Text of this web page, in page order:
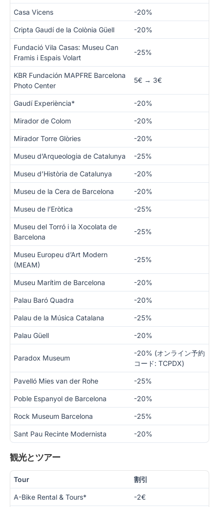
Casa Vicens -20%
Cripta Gaudí de la Colònia Güell -20%
Fundació Vila Casas: Museu Can
Framis i Espais Volart
-25%
KBR Fundación MAPFRE Barcelona
Photo Center
5€ → 3€
Gaudí Experiència* -20%
Mirador de Colom -20%
Mirador Torre Glòries -20%
Museu d’Arqueologia de Catalunya -25%
Museu d’Història de Catalunya -20%
Museu de la Cera de Barcelona -20%
Museu de l’Eròtica -25%
Museu del Torró i la Xocolata de
Barcelona
-25%
Museu Europeu d’Art Modern
(MEAM)
-25%
Museu Marítim de Barcelona -20%
Palau Baró Quadra -20%
Palau de la Música Catalana -25%
Palau Güell -20%
Paradox Museum
-20% (オンライン予約
コード: TCPDX)
Pavelló Mies van der Rohe -25%
Poble Espanyol de Barcelona -20%
Rock Museum Barcelona -25%
Sant Pau Recinte Modernista -20%
観光とツアー
Tour 割引
A-Bike Rental & Tours* -2€